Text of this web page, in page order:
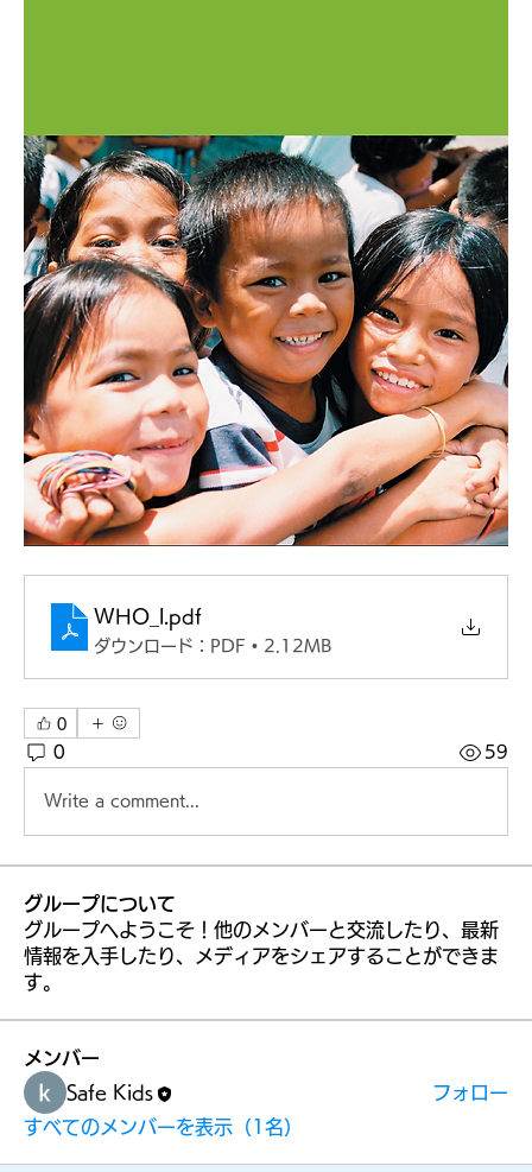
つな
ぐプ
ラッ
トフ
ォー
ム
WHO_l .pdf
ダウンロード：PDF • 2.12MB
0
0 59
Write a comment...
グループについて
グループへようこそ！他のメンバーと交流したり、最新
情報を入手したり、メディアをシェアすることができま
す。
メンバー
Safe Kids
フォロー
すべてのメンバーを表示（1名）